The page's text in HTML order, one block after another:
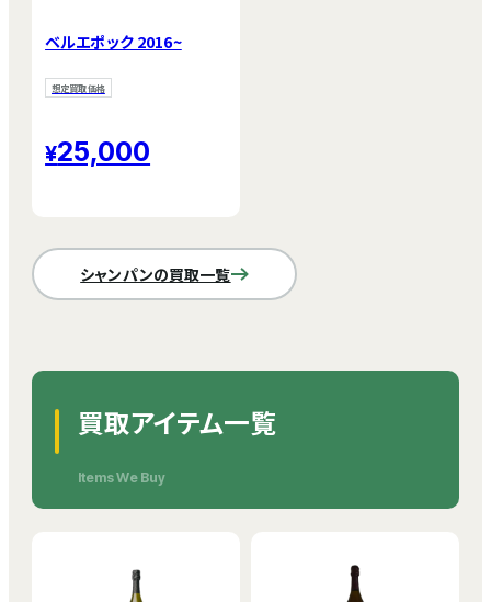
ベルエポック 2016~
想定買取価格
25,000
シャンパンの買取一覧
買取アイテム一覧
Items We Buy